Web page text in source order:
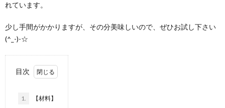
れています。
少し手間がかかりますが、その分美味しいので、ぜひお試し下さい
(^_-)-☆
目次
1. 【材料】